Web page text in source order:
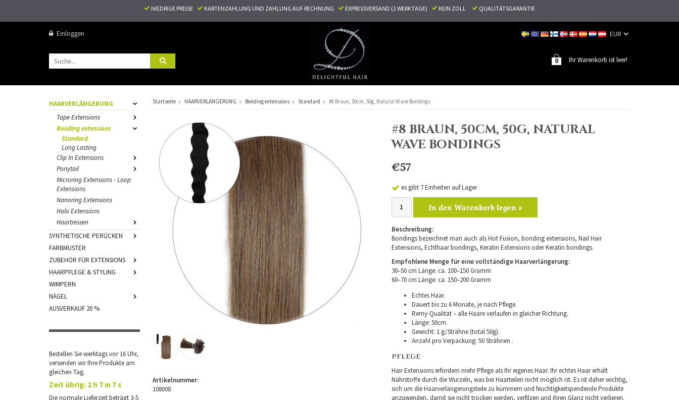
NIEDRIGE PREISE KARTENZAHLUNG UND ZAHLUNG AUF RECHNUNG EXPRESSVERSAND (1 WERKTAGE) KEIN ZOLL QUALITÄTSGARANTIE
Einloggen
Ihr Warenkorb ist leer!
0
HAARVERLÄNGERUNG
Tape Extensions
Bonding extensions
Standard
Long Lasting
Clip In Extensions
Ponytail
Microring Extensions - Loop
Extensions
Nanoring Extensions
Halo Extensions
Haartressen
SYNTHETISCHE PERÜCKEN
FARBMUSTER
ZUBEHÖR FÜR EXTENSIONS
HAARPFLEGE & STYLING
WIMPERN
NÄGEL
AUSVERKAUF 20 %
Bestellen Sie werktags vor 16 Uhr,
versenden wir Ihre Produkte am
gleichen Tag.
Zeit übrig: 2 h 7 m 7 s
Die normale Lieferzeit beträgt 3-5
Startseite HAARVERLÄNGERUNG Bonding extensions Standard #8 Braun, 50cm, 50g, Natural Wave Bondings
#8 BRAUN, 50CM, 50G, NATURAL
WAVE BONDINGS
€57
es gibt 7 Einheiten auf Lager
In den Warenkorb legen »
Beschreibung:
Bondings bezeichnet man auch als Hot Fusion, bonding extensions, Nail Hair
Extensions, Echthaar bondings, Keratin Extensions oder Keratin bondings.
Empfohlene Menge für eine vollständige Haarverlängerung:
30–50 cm Länge: ca. 100–150 Gramm
60–70 cm Länge: ca. 150–200 Gramm
Echtes Haar.
Dauert bis zu 6 Monate, je nach Pflege.
Remy-Qualität – alle Haare verlaufen in gleicher Richtung.
Länge: 50cm.
Gewicht: 1 g/Strähne (total 50g).
Anzahl pro Verpackung: 50 Strähnen .
PFLEGE
Hair Extensions erfordern mehr Pflege als Ihr eigenes Haar. Ihr echtes Haar erhält
Nährstoffe durch die Wurzeln, was bei Haarteilen nicht möglich ist. Es ist daher wichtig,
sich um die Haarverlängerungsteile zu kümmern und feuchtigkeitspendende Produkte
anzuwenden, damit sie nicht trocken werden, verfilzen und ihren Glanz nicht verlieren.
Artikelnummer:
108008